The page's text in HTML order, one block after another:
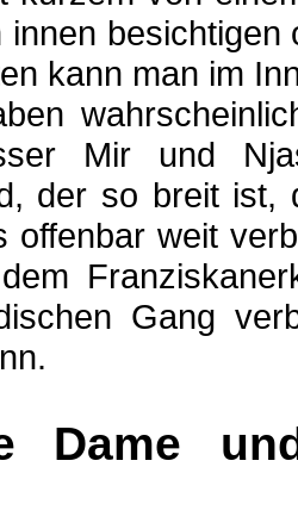
innen
kann man im
Mir und
der so breit ist,
offenbar weit
Gang
Dame